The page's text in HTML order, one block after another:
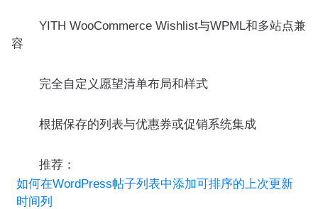
YITH WooCommerce Wishlist与WPML和多站点兼
容
完全自定义愿望清单布局和样式
根据保存的列表与优惠券或促销系统集成
推荐：
如何在WordPress帖子列表中添加可排序的上次更新
时间列